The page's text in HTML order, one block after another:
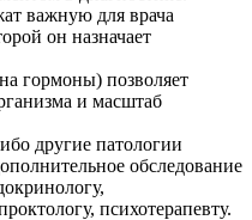
важную для врача
он назначает
гормоны) позволяет
и масштаб
другие патологии
обследование
психотерапевту.